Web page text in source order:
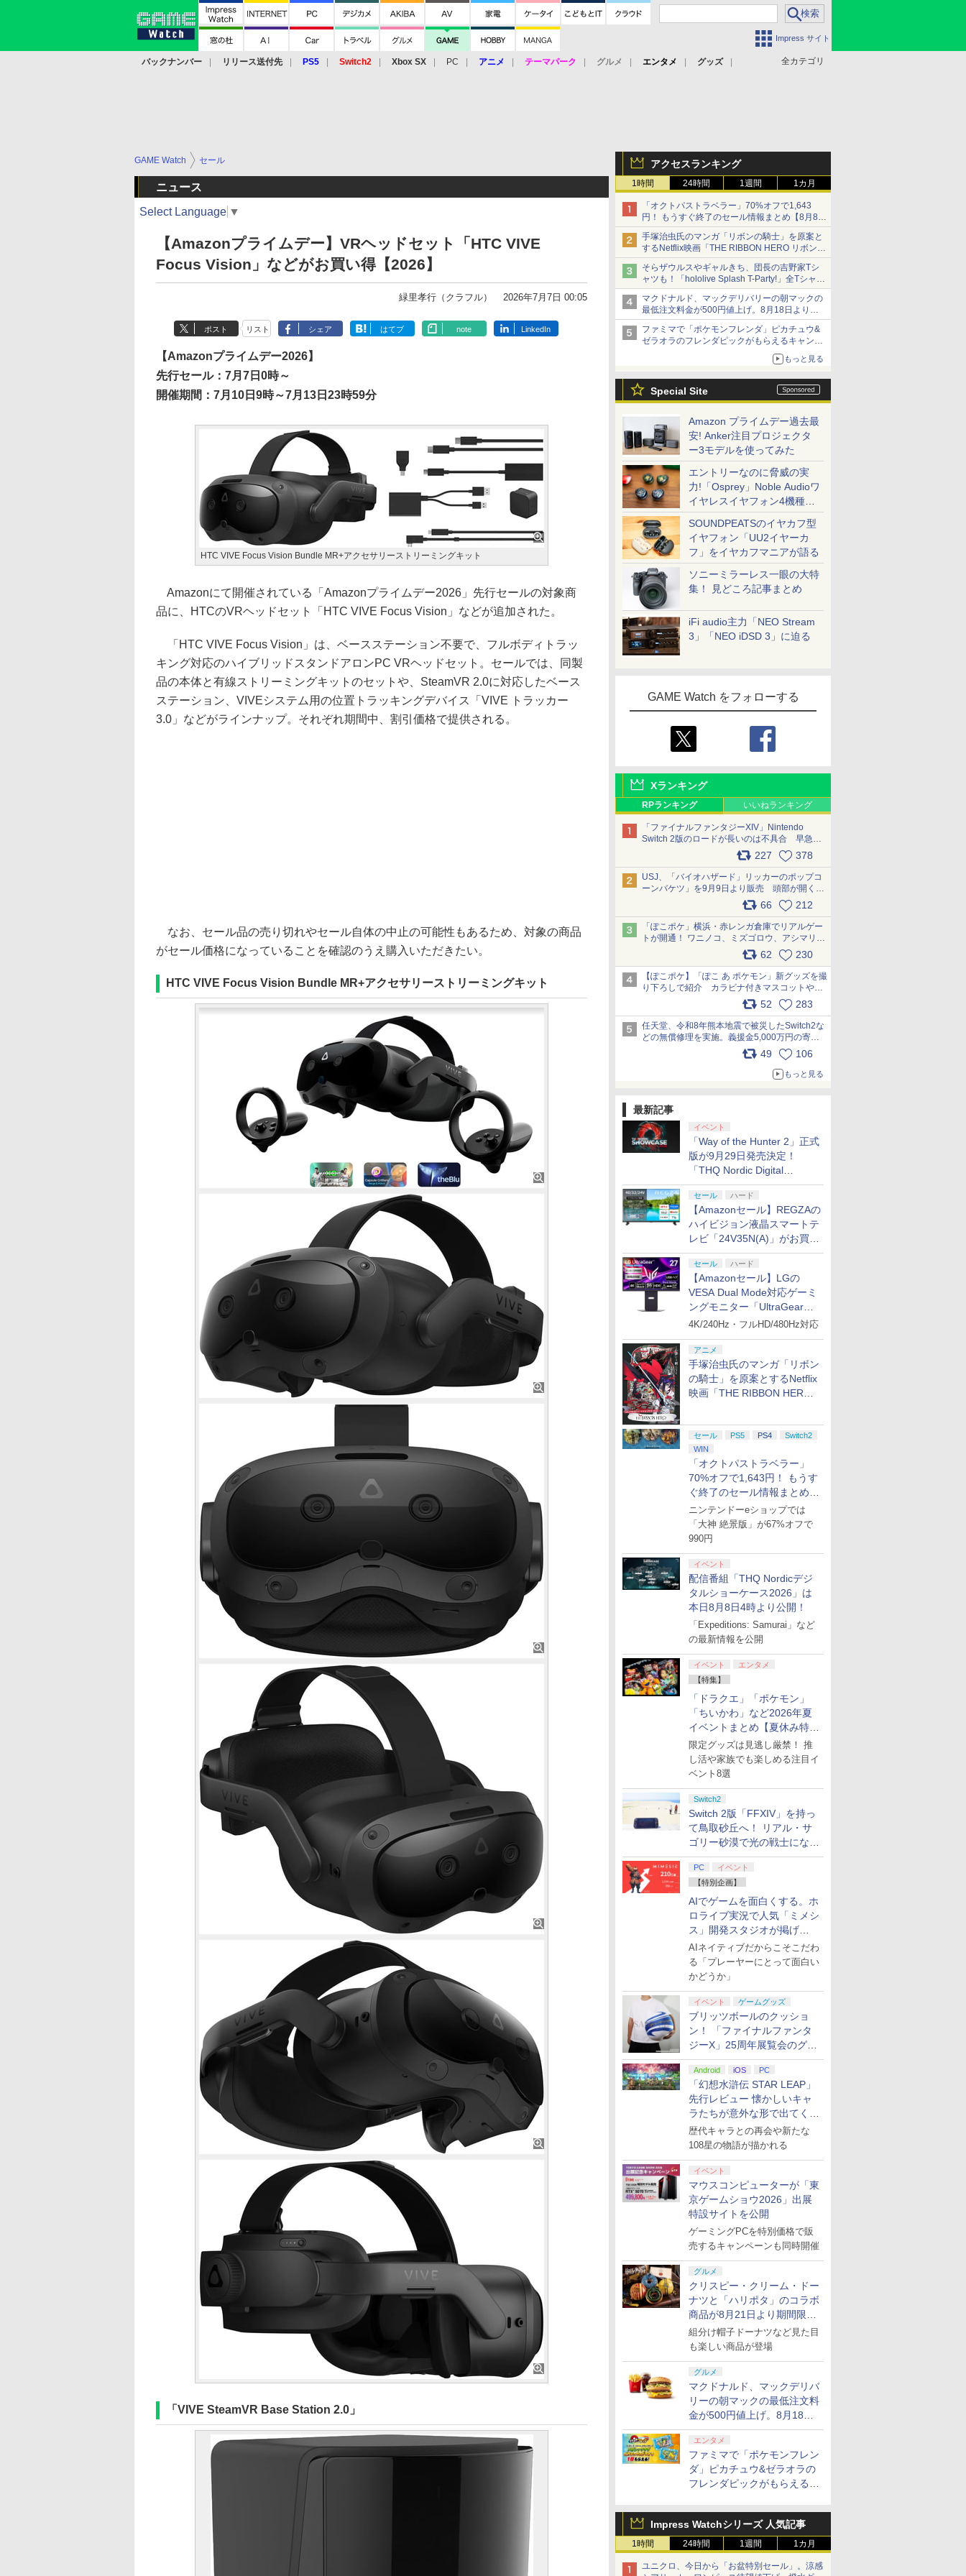
Impress サイト
全カテゴリ
バックナンバー リリース送付先 PS5 Switch2 Xbox SX PC アニメ テーマパーク グルメ エンタメ
グッズ
アクセスランキング
1時間 24時間 1週間 1カ月
「オクトパストラベラー」70%オフで1,643
円！ もうすぐ終了のセール情報まとめ【8月8日
更新】
ニンテンドーeショップでは「大神 絶景版」が
67%オフで990円
手塚治虫氏のマンガ「リボンの騎士」を原案と
するNetflix映画「THE RIBBON HERO リボンヒ
ーロー」本日配信開始
そらザウルスやギャルきち、団長の吉野家Tシ
ャツも！「hololive Splash T-Party!」全Tシャツ
ラインナップ公開＆オンライン販売開始
マクドナルド、マックデリバリーの朝マックの
最低注文料金が500円値上げ。8月18日より
1,500円から受付
ファミマで「ポケモンフレンダ」ピカチュウ&
ゼラオラのフレンダピックがもらえるキャンペ
もっと見る
Special Site
Amazon プライムデー過去最
安! Anker注目プロジェクタ
ー3モデルを使ってみた
エントリーなのに脅威の実
力!「Osprey」Noble Audioワ
イヤレスイヤフォン4機種を
一気に聴く
SOUNDPEATSのイヤカフ型
イヤフォン「UU2イヤーカ
フ」をイヤカフマニアが語る
ソニーミラーレス一眼の大特
集！ 見どころ記事まとめ
iFi audio主力「NEO Stream
3」「NEO iDSD 3」に迫る
GAME Watch をフォローする
Xランキング
RPランキング いいねランキング
「ファイナルファンタジーXIV」Nintendo
Switch 2版のロードが長いのは不具合 早急に
アップデートできるよう対応中227 378
USJ、「バイオハザード」リッカーのポップコ
ーンバケツ」を9月9日より販売 頭部が開く仕
組み。味は恐怖を堪のう「味噌フレーバー」
66 212
「ぽこポケ」横浜・赤レンガ倉庫でリアルゲー
トが開通！ ワニノコ、ミズゴロウ、アシマリ登
場シーンをレポート pic.x.com/LDgEByVl6D
62 230
【ぽこポケ】「ぽこ あ ポケモン」新グッズを撮
り下ろしで紹介 カラビナ付きマスコットやス
52 283
任天堂、令和8年熊本地震で被災したSwitch2な
どの無償修理を実施。義援金5,000万円の寄付
も発表 pic.x.com/BAYsMfUfUC
49 106
もっと見る
最新記事
イベント
「Way of the Hunter 2」正式
版が9月29日発売決定！
「THQ Nordic Digital
Showcase 2026」まとめ
セール ハード
【Amazonセール】REGZAの
ハイビジョン液晶スマートテ
レビ「24V35N(A)」がお買い
得！
セール ハード
【Amazonセール】LGの
VESA Dual Mode対応ゲーミ
ングモニター「UltraGear
27G850A-B」がお買い得！
4K/240Hz・フルHD/480Hz対応
アニメ
手塚治虫氏のマンガ「リボン
の騎士」を原案とするNetflix
映画「THE RIBBON HERO
セール PS5 PS4
Switch2
WIN
「オクトパストラベラー」
70%オフで1,643円！ もうす
ぐ終了のセール情報まとめ
【8月8日更新】
ニンテンドーeショップでは
「大神 絶景版」が67%オフで
990円
イベント
配信番組「THQ Nordicデジ
タルショーケース2026」は
本日8月8日4時より公開！
「Expeditions: Samurai」など
の最新情報を公開
イベント
エンタメ
【特集】
「ドラクエ」「ポケモン」
「ちいかわ」など2026年夏
イベントまとめ【夏休み特
集】
限定グッズは見逃し厳禁！ 推
し活や家族でも楽しめる注目イ
ベント8選
Switch2
Switch 2版「FFXIV」を持っ
て鳥取砂丘へ！ リアル・サ
ゴリー砂漠で光の戦士になっ
てみた
PC
イベント
【特別企画】
AIでゲームを面白くする。ホ
ロライブ実況で人気「ミメシ
ス」開発スタジオが掲げ
る“AI活用の信念”とは？【講
演レポート】
AIネイティブだからこそこだわ
る「プレーヤーにとって面白い
かどうか」
イベント ゲームグッズ
ブリッツボールのクッショ
ン！ 「ファイナルファンタ
ジーX」25周年展覧会のグッ
ズ情報が公開
Android iOS PC
「幻想水滸伝 STAR LEAP」
先行レビュー 懐かしいキャ
ラたちが意外な形で出てくる
シリーズ完全新作！
歴代キャラとの再会や新たな
108星の物語が描かれる
イベント
マウスコンピューターが「東
京ゲームショウ2026」出展
特設サイトを公開
ゲーミングPCを特別価格で販
売するキャンペーンも同時開催
グルメ
クリスピー・クリーム・ドー
ナツと「ハリポタ」のコラボ
商品が8月21日より期間限定
で発売
組分け帽子ドーナツなど見た目
も楽しい商品が登場
グルメ
マクドナルド、マックデリバ
リーの朝マックの最低注文料
金が500円値上げ。8月18日
より1,500円から受付
エンタメ
ファミマで「ポケモンフレン
ダ」ピカチュウ&ゼラオラの
フレンダピックがもらえるキ
Impress Watchシリーズ 人気記事
1時間 24時間 1週間 1カ月
ユニクロ、今日から「お盆特別セール」。涼感
GAME Watch セール
ニュース
Select Language ▼
【Amazonプライムデー】VRヘッドセット「HTC VIVE
Focus Vision」などがお買い得【2026】
緑里孝行（クラフル） 2026年7月7日 00:05
ポスト リスト シェア はてブ note LinkedIn
【Amazonプライムデー2026】
先行セール：7月7日0時～
開催期間：7月10日9時～7月13日23時59分
HTC VIVE Focus Vision Bundle MR+アクセサリーストリーミングキット
Amazonにて開催されている「Amazonプライムデー2026」先行セールの対象商
品に、HTCのVRヘッドセット「HTC VIVE Focus Vision」などが追加された。
「HTC VIVE Focus Vision」は、ベースステーション不要で、フルボディトラッ
キング対応のハイブリッドスタンドアロンPC VRヘッドセット。セールでは、同製
品の本体と有線ストリーミングキットのセットや、SteamVR 2.0に対応したベース
ステーション、VIVEシステム用の位置トラッキングデバイス「VIVE トラッカー
3.0」などがラインナップ。それぞれ期間中、割引価格で提供される。
なお、セール品の売り切れやセール自体の中止の可能性もあるため、対象の商品
がセール価格になっていることを確認のうえ購入いただきたい。
HTC VIVE Focus Vision Bundle MR+アクセサリーストリーミングキット
「VIVE SteamVR Base Station 2.0」